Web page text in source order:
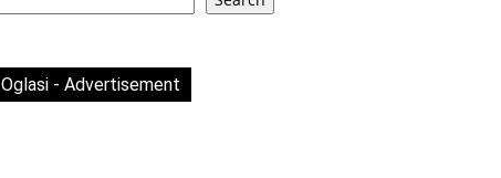
Oglasi - Advertisement